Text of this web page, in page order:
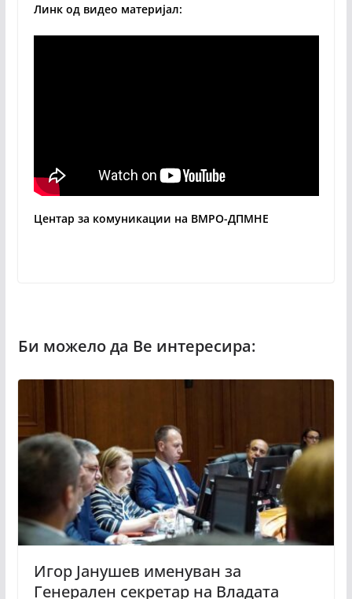
Линк од видео материјал:
Центар за комуникации на ВМРО-ДПМНЕ
Игор Јанушев именуван за
Генерален секретар на Владата